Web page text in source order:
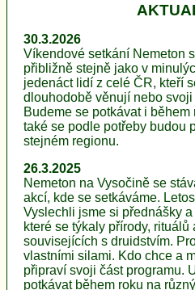
30.3.2026
Víkendové setkání Nemeton
přibližně stejně jako v
jedenáct lidí z celé ČR, kteří
dlouhodobě věnují nebo
Budeme se potkávat i během
také se podle potřeby budou
stejném regionu.
26.3.2025
Nemeton na Vysočině se
akcí, kde se setkáváme.
Vyslechli jsme si přednášky
které se týkaly přírody, rituálů
souvisejících s druidstvím.
vlastními silami. Kdo chce a
připraví svoji část programu.
potkávat během roku na